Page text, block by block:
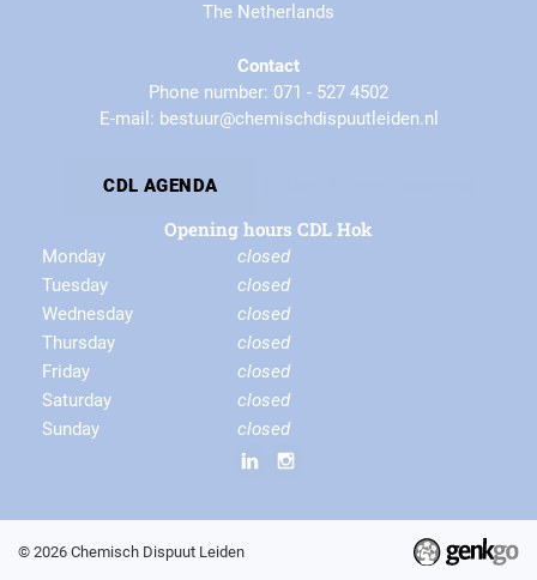
The Netherlands
Contact
Phone number: 071 - 527 4502
E-mail: bestuur@chemischdispuutleiden.nl
CDL AGENDA
Opening hours CDL Hok
Monday
closed
Tuesday
closed
Wednesday
closed
Thursday
closed
Friday
closed
Saturday
closed
Sunday
closed
© 2026 Chemisch Dispuut Leiden